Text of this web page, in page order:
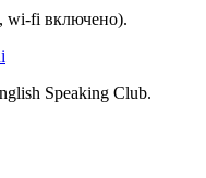
wi-fi включено).
Speaking Club.